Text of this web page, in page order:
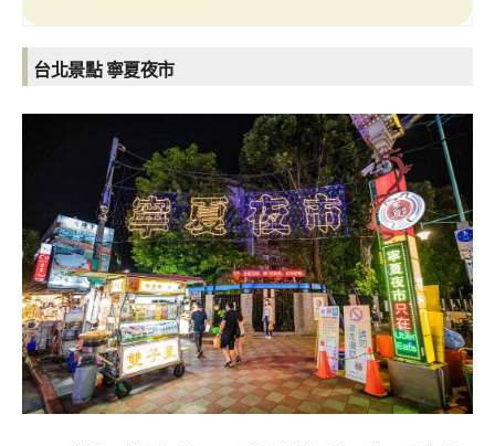
台北景點 寧夏夜市